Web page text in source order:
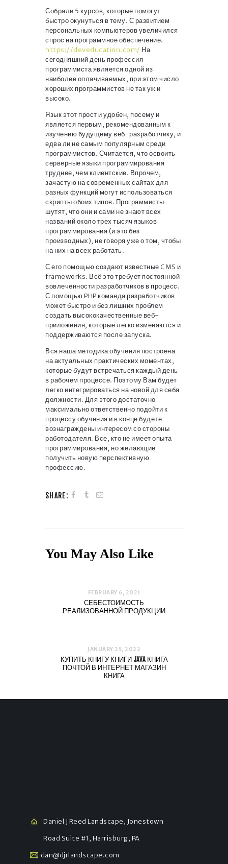
Собрали 5 курсов, которые помогут
быстро окунуться в тему. С развитием
персональных компьютеров увеличился
спрос на программное обеспечение.
https://deveducation.com/ На
сегодняшний день профессия
программиста является одной из
наиболее оплачиваемых, при этом число
хороших программистов не так уж и
высоко.
Язык этот прост и удобен, посему и
является первым, рекомендованным к
изучению будущему веб-разработчику, и
едва ли не самым популярным среди
программистов. Считается, что освоить
серверные языки программирования
труднее, чем клиентские. Впрочем,
зачастую на современных сайтах для
разных функций могут использоваться
скрипты обоих типов. Программисты
шутят, что они и сами не знают всех
названий около трех тысяч языков
программирования (и это без
производных), не говоря уже о том, чтобы
на них на всех работать.
С его помощью создают известные CMS и
frameworks. Всё это требует постоянной
вовлеченности разработчиков в процесс.
С помощью PHP команда разработчиков
может быстро и без лишних проблем
создать высококачественные веб-
приложения, которые легко изменяются и
поддерживаются после запуска.
Вся наша методика обучения построена
на актуальных практических моментах,
которые будут встречаться каждый день
в рабочем процессе. Поэтому Вам будет
легко интегрироваться на новой для себя
должности. Для этого достаточно
максимально ответственно подойти к
процессу обучения и в конце будете
вознаграждены интересом со стороны
работодателя. Все, кто не имеет опыта
программирования, но желающие
получить новую перспективную
профессию.
SHARE:
You May Also Like
FEBRUARY 6, 2021
СЕБЕСТОИМОСТЬ
РЕАЛИЗОВАННОЙ ПРОДУКЦИИ
JANUARY 25, 2022
КУПИТЬ КНИГУ КНИГИ JAVA КНИГА
ПОЧТОЙ В ИНТЕРНЕТ МАГАЗИН
КНИГА
Daniel J Reed Landscape, Jonestown
Road Suite #1, Harrisburg, PA
dan@djrlandscape.com